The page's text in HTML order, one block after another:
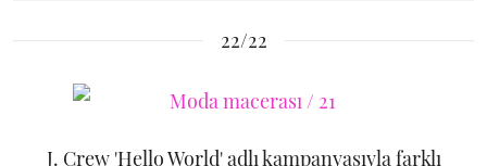
22/22
J. Crew 'Hello World' adlı kampanyasıyla farklı